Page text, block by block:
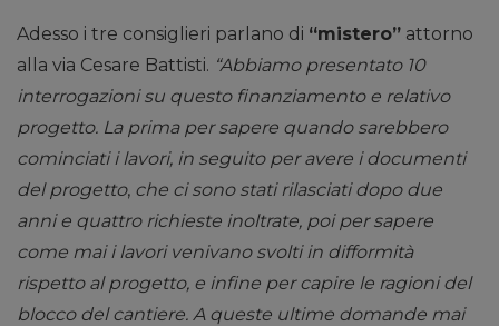
Adesso i tre consiglieri parlano di “mistero” attorno
alla via Cesare Battisti. “Abbiamo presentato 10
interrogazioni su questo finanziamento e relativo
progetto. La prima per sapere quando sarebbero
cominciati i lavori, in seguito per avere i documenti
del progetto, che ci sono stati rilasciati dopo due
anni e quattro richieste inoltrate, poi per sapere
come mai i lavori venivano svolti in difformità
rispetto al progetto, e infine per capire le ragioni del
blocco del cantiere. A queste ultime domande mai